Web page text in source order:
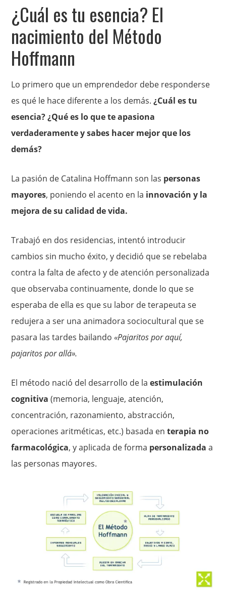
¿Cuál es tu esencia? El
nacimiento del Método
Hoffmann
Lo primero que un emprendedor debe responderse
es qué le hace diferente a los demás.¿Cuál es tu
esencia? ¿Qué es lo que te apasiona
verdaderamente y sabes hacer mejor que los
demás?
La pasión de Catalina Hoffmann son las personas
mayores, poniendo el acento en la innovación y la
mejora de su calidad de vida.
Trabajó en dos residencias, intentó introducir
cambios sin mucho éxito, y decidió que se rebelaba
contra la falta de afecto y de atención personalizada
que observaba continuamente, donde lo que se
esperaba de ella es que su labor de terapeuta se
redujera a ser una animadora sociocultural que se
pasara las tardes bailando«Pajaritos por aquí,
pajaritos por allá».
El método nació del desarrollo de laestimulación
cognitiva (memoria, lenguaje, atención,
concentración, razonamiento, abstracción,
operaciones aritméticas, etc.) basada enterapia no
farmacológica, y aplicada de forma personalizada a
las personas mayores.